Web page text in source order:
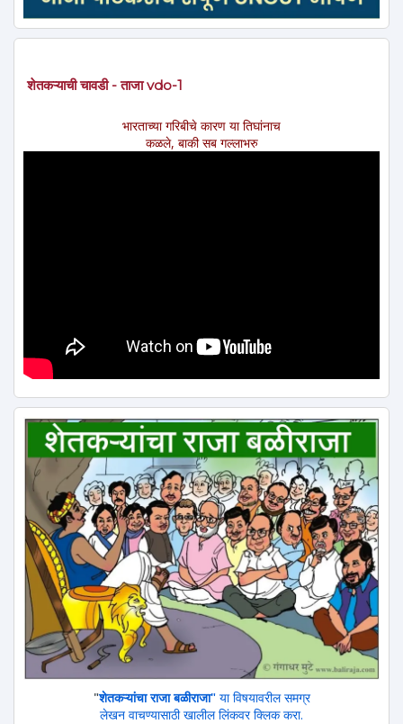
शेतकऱ्याची चावडी - ताजा vdo-1
भारताच्या गरिबीचे कारण या तिघांनाच
कळले, बाकी सब गल्लाभरु
"शेतकऱ्यांचा राजा बळीराजा"या विषयावरील समग्र
लेखन वाचण्यासाठी खालील लिंकवर क्लिक करा.